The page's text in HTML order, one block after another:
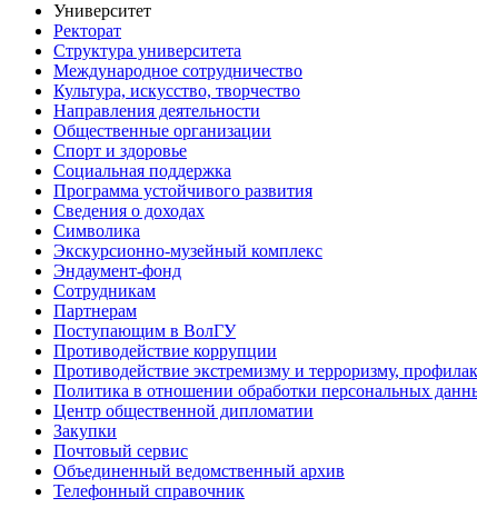
Университет
Ректорат
Структура университета
Международное сотрудничество
Культура, искусство, творчество
Направления деятельности
Общественные организации
Спорт и здоровье
Социальная поддержка
Программа устойчивого развития
Сведения о доходах
Символика
Экскурсионно-музейный комплекс
Эндаумент-фонд
Сотрудникам
Партнерам
Поступающим в ВолГУ
Противодействие коррупции
Противодействие экстремизму и терроризму,
Политика в отношении обработки персональных
Центр общественной дипломатии
Закупки
Почтовый сервис
Объединенный ведомственный архив
Телефонный справочник